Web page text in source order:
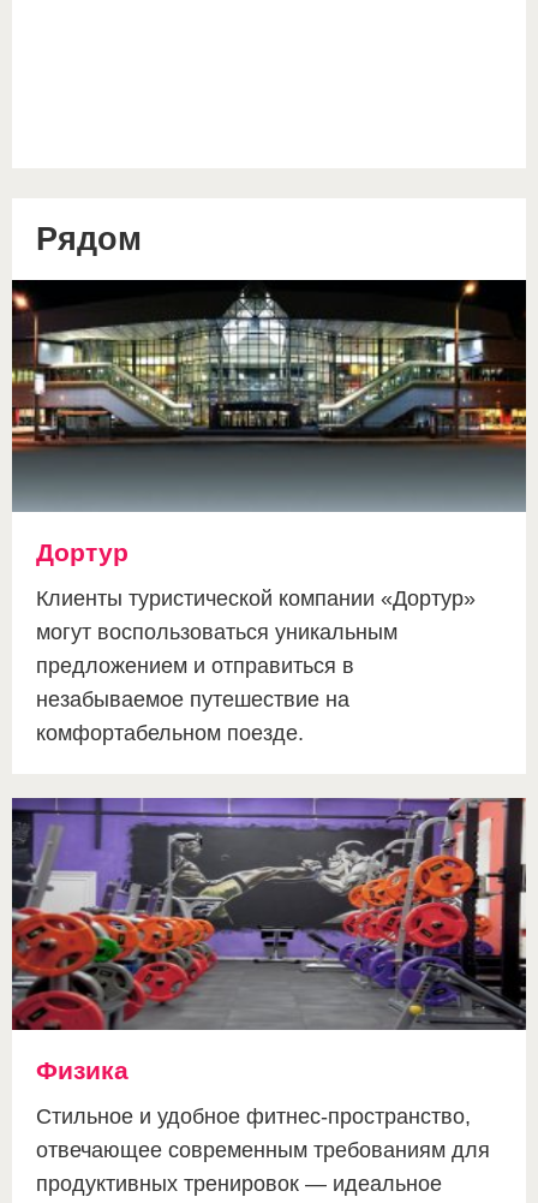
Рядом
Дортур
Клиенты туристической компании «Дортур»
могут воспользоваться уникальным
предложением и отправиться в
незабываемое путешествие на
комфортабельном поезде.
Физика
Стильное и удобное фитнес-пространство,
отвечающее современным требованиям для
продуктивных тренировок — идеальное